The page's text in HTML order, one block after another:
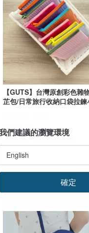
【GUTS】台灣原創彩色雜
芷包/日常旅行收納口袋拉鍊
US$ 8.47
們建議的瀏覽環境
確定